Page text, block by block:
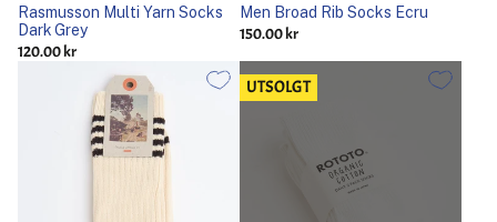
Rasmusson Multi Yarn Socks
Dark Grey
120.00 kr
Men Broad Rib Socks Ecru
150.00 kr
UTSOLGT